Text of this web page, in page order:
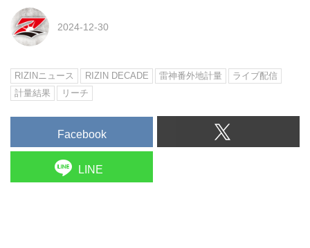
2024-12-30
RIZINニュース RIZIN DECADE 雷神番外地計量
ライブ配信
計量結果
リーチ
Facebook
LINE